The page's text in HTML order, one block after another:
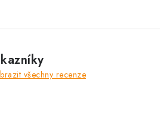
všechny recenze